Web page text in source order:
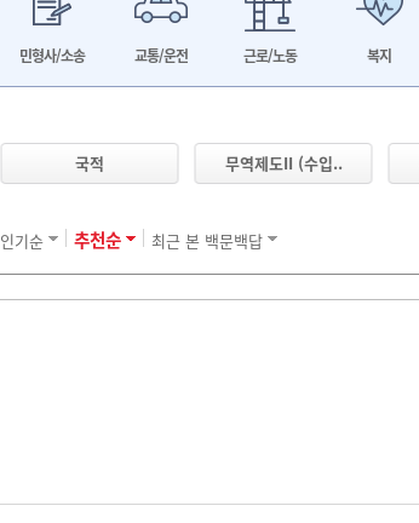
민형사/소송 교통/운전 근로/노동 복지
국적 무역제도II (수입..
인기순 추천순
최근 본 백문백답